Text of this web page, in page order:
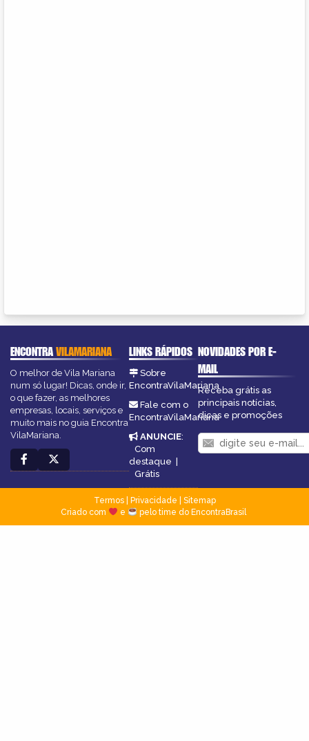
ENCONTRAVILAMARIANA
O melhor de Vila Mariana
num só lugar! Dicas, onde ir,
o que fazer, as melhores
empresas, locais, serviços e
muito mais no guia Encontra
VilaMariana.
LINKS RÁPIDOS
Sobre
EncontraVilaMariana
Fale com o
EncontraVilaMariana
ANUNCIE:
Com
destaque
Grátis
NOVIDADES POR E-
MAIL
Receba grátis as
principais notícias,
dicas e promoções
Termos| Privacidade
Sitemap
Criado com
e pelo time do EncontraBrasil